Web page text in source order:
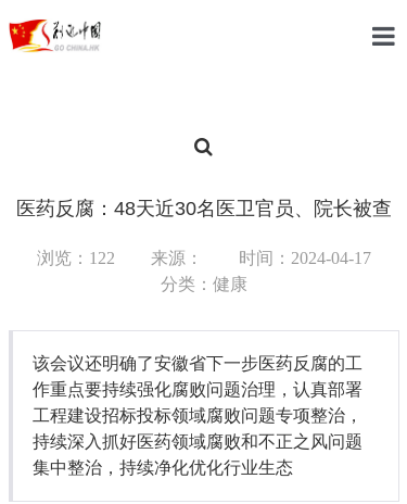
教育
体育
科技
医药反腐：48天近30名医卫官员、院长被查
浏览：122 来源：
时间：2024-04-17
分类：健康
该会议还明确了安徽省下一步医药反腐的工
作重点要持续强化腐败问题治理，认真部署
工程建设招标投标领域腐败问题专项整治，
持续深入抓好医药领域腐败和不正之风问题
集中整治，持续净化优化行业生态